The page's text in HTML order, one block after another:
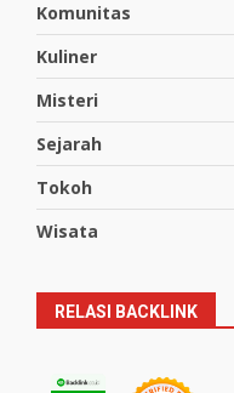
Komunitas
Kuliner
Misteri
Sejarah
Tokoh
Wisata
RELASI BACKLINK